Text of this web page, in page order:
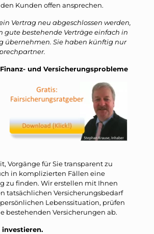
Kunden offen ansprechen.
Vertrag neu abgeschlossen werden,
gute bestehende Verträge einfach in
übernehmen. Sie haben künftig nur
und Versicherungsprobleme
Vorgänge für Sie transparent zu
in komplizierten Fällen eine
zu finden. Wir erstellen mit Ihnen
tatsächlichen Versicherungsbedarf
Lebenssituation, prüfen
bestehenden Versicherungen ab.
investieren.